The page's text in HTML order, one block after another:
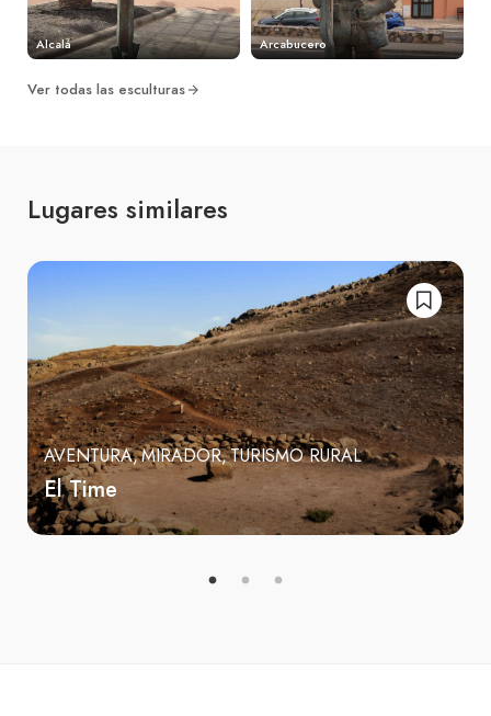
Alcalá Arcabucero
Ver todas las esculturas
Lugares similares
AVENTURA MIRADOR TURISMO RURAL
El Time